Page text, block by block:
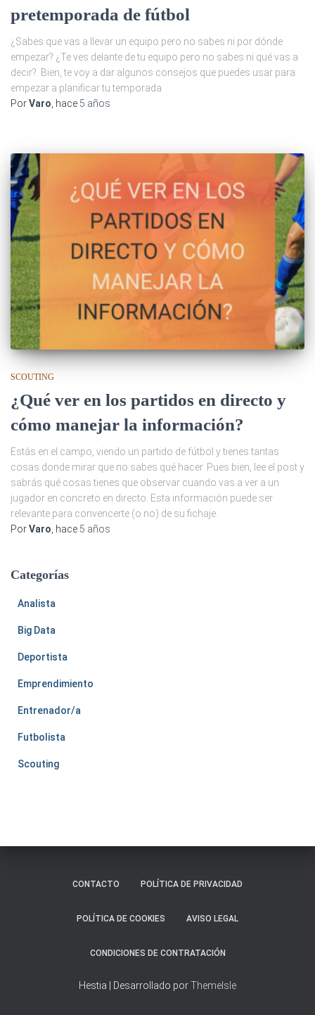
pretemporada de fútbol
¿Sabes que vas a llevar un equipo pero no sabes ni por dónde
empezar? ¿Te ves delante de tu equipo pero no sabes ni qué vas a
decir?. Bien, te voy a dar algunos consejos que puedes usar para
empezar a planificar tu temporada
PorVaro , hace 5 años
SCOUTING
¿Qué ver en los partidos en directo y
cómo manejar la información?
Estás en el campo, viendo un partido de fútbol y tienes tantas
cosas donde mirar que no sabes qué hacer. Pues bien, lee el post y
sabrás qué cosas tienes que observar cuando vas a ver a un
jugador en concreto en directo. Esta información puede ser
relevante para convencerte (o no) de su fichaje.
PorVaro , hace 5 años
Categorías
Analista
Big Data
Deportista
Emprendimiento
Entrenador/a
Futbolista
Scouting
CONTACTO POLÍTICA DE PRIVACIDAD
POLÍTICA DE COOKIES AVISO LEGAL
CONDICIONES DE CONTRATACIÓN
Hestia | Desarrollado porThemeIsle